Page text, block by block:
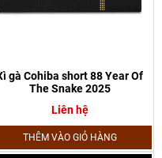
gà Cohiba short 88 Year Of
The Snake 2025
Liên hệ
THÊM VÀO GIỎ HÀNG